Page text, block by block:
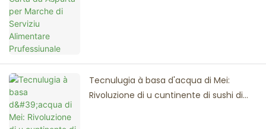
Tecnulugia à basa d'acqua di Mei:
Rivoluzione di u cuntinente di sushi di